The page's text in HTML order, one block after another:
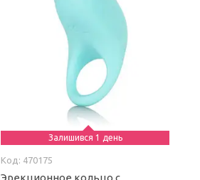
Залишився 1 день
470175
Эрекционное кольцо с